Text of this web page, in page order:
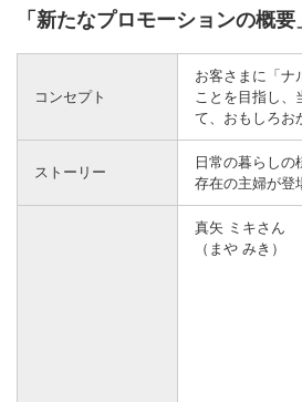
「新たなプロモーションの概要
コンセプト
お客さまに「ナ
ことを目指し、
て、おもしろお
ストーリー
日常の暮らし
存在の主婦が登
真矢 ミキさん
（まや みき）